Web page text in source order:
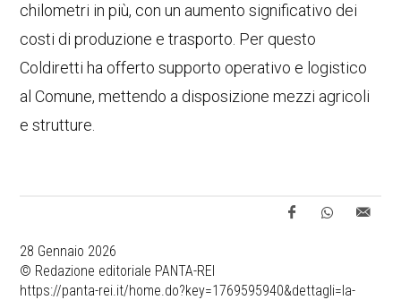
chilometri in più, con un aumento significativo dei
costi di produzione e trasporto. Per questo
Coldiretti ha offerto supporto operativo e logistico
al Comune, mettendo a disposizione mezzi agricoli
e strutture.
28 Gennaio 2026
© Redazione editoriale PANTA-REI
https://panta-rei.it/home.do?key=1769595940&dettagli=la-